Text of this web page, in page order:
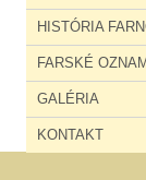
HISTÓRIA
FARSKÉ
GALÉRIA
KONTAKT